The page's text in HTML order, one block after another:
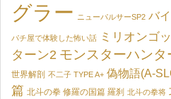
グラー
ニューパルサーSP2 バ
パチ屋で体験した怖い話 ミリオンゴ
ターン2 モンスターハン
世界解剖 不二子 TYPE A+ 偽物語(A-
篇 北斗の拳 修羅の国篇 羅刹 北斗の拳将